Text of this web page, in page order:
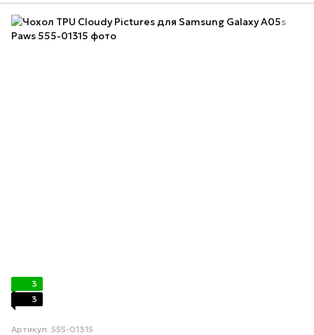
3
3
Артикул: 555-01315